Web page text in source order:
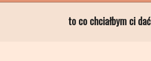
to co chciałbym ci dać